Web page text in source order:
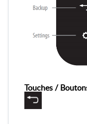
Touches /